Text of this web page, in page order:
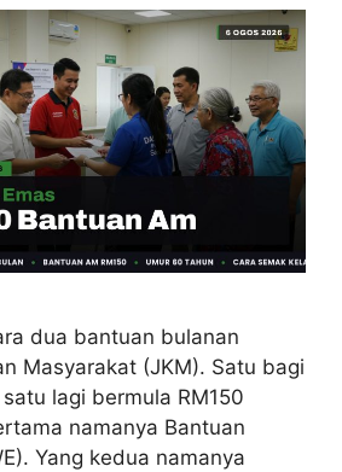
dua bantuan bulanan
Masyarakat (JKM). Satu bagi
lagi bermula RM150
namanya Bantuan
Yang kedua namanya